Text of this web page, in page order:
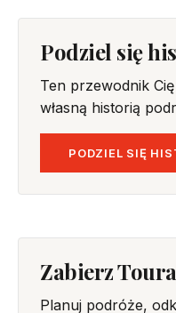
Podziel się
Ten przewodnik
własną historią
PODZIEL SIĘ
Zabierz
Planuj podróże,